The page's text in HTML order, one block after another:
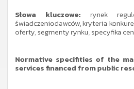
Słowa kluczowe:rynek
świadczeniodawców, kryteria
oferty, segmenty rynku, specyfika
Normative specifities of the
services financed from public